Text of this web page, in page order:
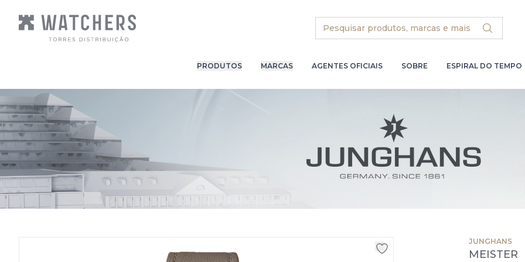
Search
PRODUTOS MARCAS AGENTES OFICIAIS SOBRE ESPIRAL DO TEMPO
JUNGHANS
MEISTER